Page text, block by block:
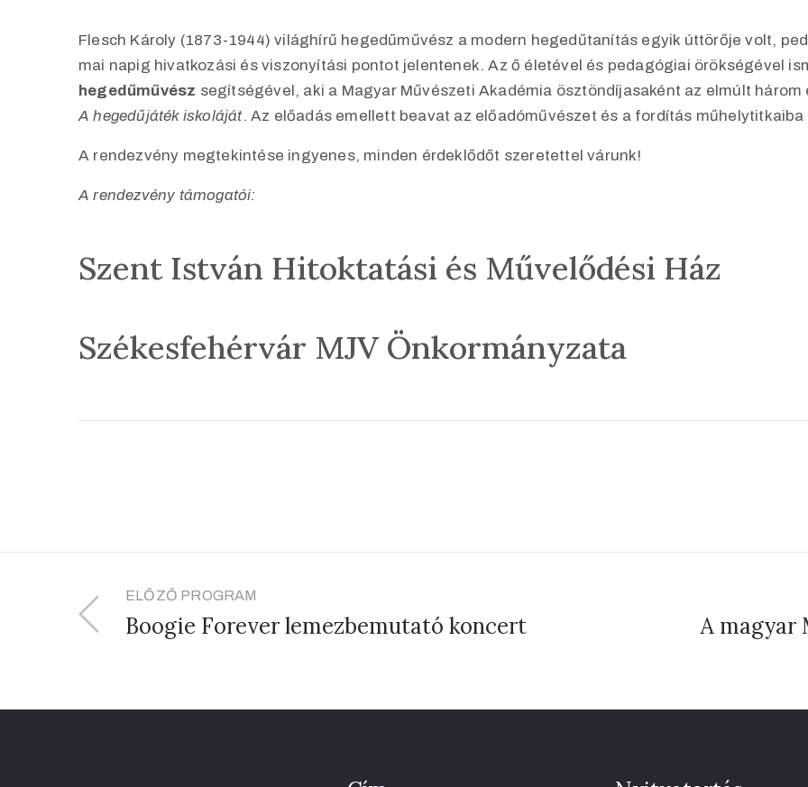
Flesch Károly (1873-1944) világhírű hegedűművész a modern hegedűtanítás egyik úttörője volt,
mai napig hivatkozási és viszonyítási pontot jelentenek. Az ő életével és pedagógiai örökségével
hegedűművész segítségével, aki a Magyar Művészeti Akadémia ösztöndíjasaként az elmúlt
A hegedűjáték iskoláját. Az előadás emellett beavat az előadóművészet és a fordítás műhelytitkaiba
A rendezvény megtekintése ingyenes, minden érdeklődőt szeretettel várunk!
A rendezvény támogatói:
Szent István Hitoktatási és Művelődési Ház
Székesfehérvár MJV Önkormányzata
ELŐZŐ PROGRAM
Boogie Forever lemezbemutató koncert
A magyar